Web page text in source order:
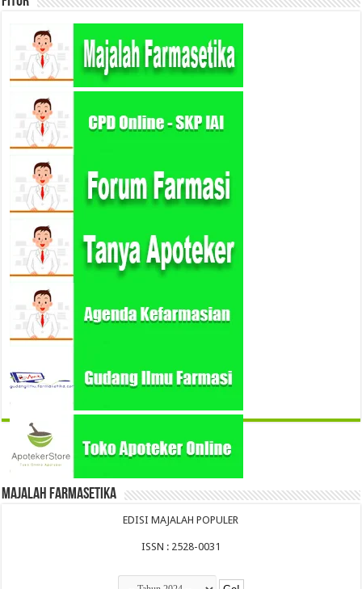
Majalah Farmasetika
EDISI MAJALAH POPULER
ISSN : 2528-0031